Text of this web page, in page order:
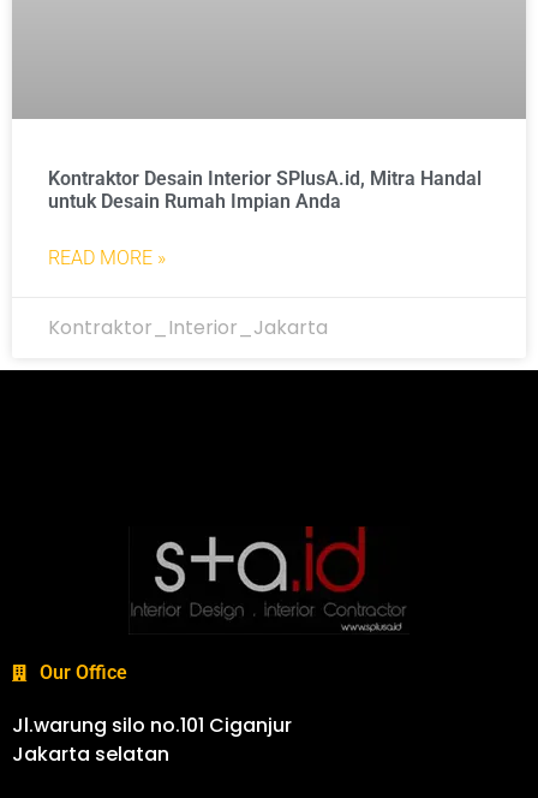
Kontraktor Desain Interior SPlusA.id, Mitra Handal
untuk Desain Rumah Impian Anda
READ MORE »
Kontraktor_Interior_Jakarta
Our Office
Jl.warung silo no.101 Ciganjur
Jakarta selatan